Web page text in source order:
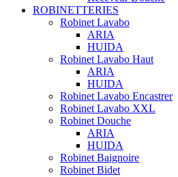
ROBINETTERIES
Robinet Lavabo
ARIA
HUIDA
Robinet Lavabo Haut
ARIA
HUIDA
Robinet Lavabo Encastrer
Robinet Lavabo XXL
Robinet Douche
ARIA
HUIDA
Robinet Baignoire
Robinet Bidet